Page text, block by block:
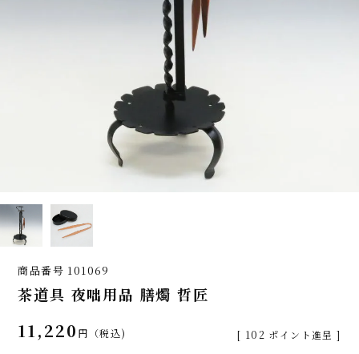
商品番号 101069
茶道具 夜咄用品 膳燭 哲匠
11,220 税込 [ 102 ポイント進呈 ]